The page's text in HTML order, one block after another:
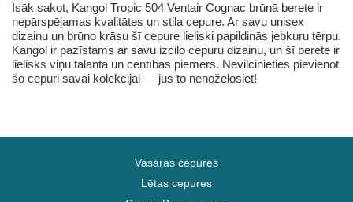
Īsāk sakot, Kangol Tropic 504 Ventair Cognac brūnā berete ir
nepārspējamas kvalitātes un stila cepure. Ar savu unisex
dizainu un brūno krāsu šī cepure lieliski papildinās jebkuru tērpu.
Kangol ir pazīstams ar savu izcilo cepuru dizainu, un šī berete ir
lielisks viņu talanta un centības piemērs. Nevilcinieties pievienot
šo cepuri savai kolekcijai — jūs to nenožēlosiet!
Vasaras cepures
Lētas cepures